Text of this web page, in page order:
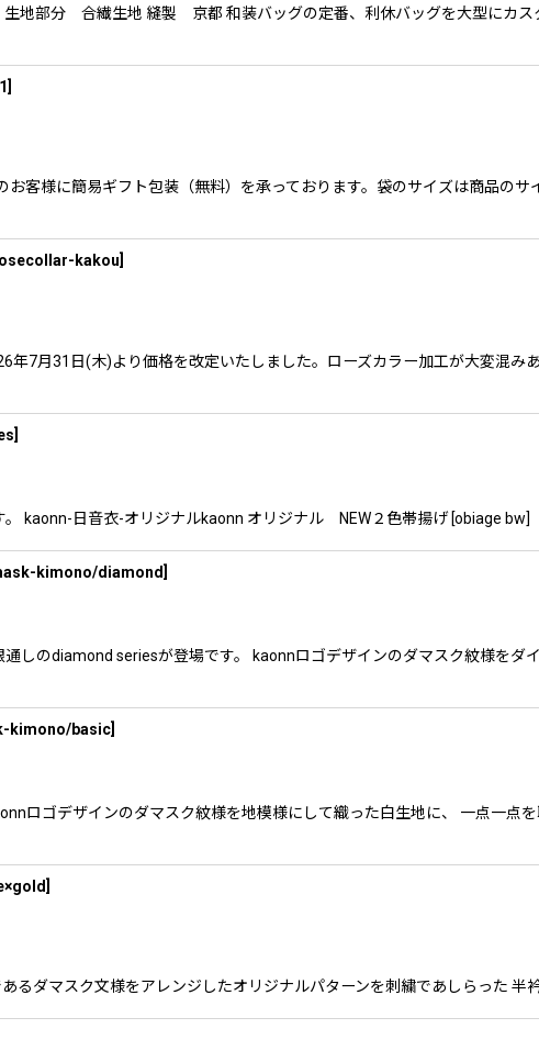
分 合繊生地 縫製 京都 和装バッグの定番、利休バッグを大型にカス
に簡易ギフト包装（無料）を承っております。袋のサイズは商品のサ
kakou
年7月31日(木)より価格を改定いたしました。ローズカラー加工が大変混
。 kaonn-日音衣-オリジナルkaonn オリジナル NEW２色帯揚げ [obiage
kimono/diamond
しのdiamond seriesが登場です。 kaonnロゴデザインのダマスク紋様をダ
kimono/basic
ロゴデザインのダマスク紋様を地模様にして織った白生地に、 一点一点
ダマスク文様をアレンジしたオリジナルパターンを刺繍であしらった 半